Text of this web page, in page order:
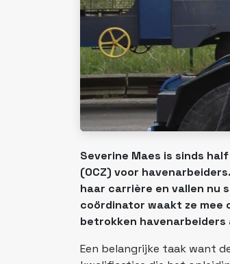
Severine Maes is sinds
(OCZ) voor
haar carrière en vallen nu
coördinator waakt ze mee
betrokken havenarbeiders
Een belangrijke taak want